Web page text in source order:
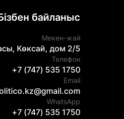
байланыс
Мекен-жай
Көксай, дом 2/5
Телефон
+7 (747) 535 1750
Email
WhatsApp
+7 (747) 535 1750